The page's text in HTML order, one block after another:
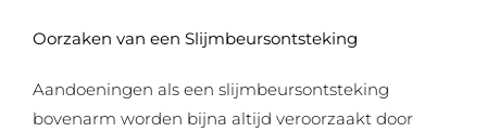
Oorzaken van een Slijmbeursontsteking
Aandoeningen als een slijmbeursontsteking
bovenarm worden bijna altijd veroorzaakt door